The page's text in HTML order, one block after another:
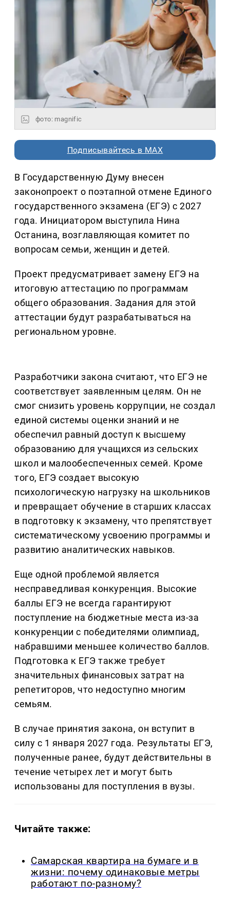
фото: magnific
Подписывайтесь в MAX
В Государственную Думу внесен
законопроект о поэтапной отмене Единого
государственного экзамена (ЕГЭ) с 2027
года. Инициатором выступила Нина
Останина, возглавляющая комитет по
вопросам семьи, женщин и детей.
Проект предусматривает замену ЕГЭ на
итоговую аттестацию по программам
общего образования. Задания для этой
аттестации будут разрабатываться на
региональном уровне.
Разработчики закона считают, что ЕГЭ не
соответствует заявленным целям. Он не
смог снизить уровень коррупции, не создал
единой системы оценки знаний и не
обеспечил равный доступ к высшему
образованию для учащихся из сельских
школ и малообеспеченных семей. Кроме
того, ЕГЭ создает высокую
психологическую нагрузку на школьников
и превращает обучение в старших классах
в подготовку к экзамену, что препятствует
систематическому усвоению программы и
развитию аналитических навыков.
Еще одной проблемой является
несправедливая конкуренция. Высокие
баллы ЕГЭ не всегда гарантируют
поступление на бюджетные места из-за
конкуренции с победителями олимпиад,
набравшими меньшее количество баллов.
Подготовка к ЕГЭ также требует
значительных финансовых затрат на
репетиторов, что недоступно многим
семьям.
В случае принятия закона, он вступит в
силу с 1 января 2027 года. Результаты ЕГЭ,
полученные ранее, будут действительны в
течение четырех лет и могут быть
использованы для поступления в вузы.
Читайте также:
Самарская квартира на бумаге и в
жизни: почему одинаковые метры
работают по-разному?